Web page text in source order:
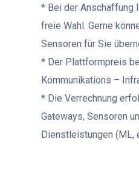
* Bei der Anschaffung
freie Wahl. Gerne
Sensoren für Sie
* Der Plattformpreis
Kommunikations –
* Die Verrechnung
Gateways, Sensoren
Dienstleistungen (ML,